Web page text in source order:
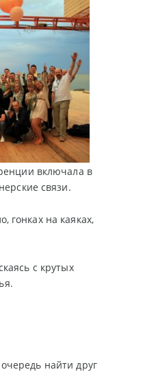
включала в
связи.
гонках на каяках,
с крутых
найти друг